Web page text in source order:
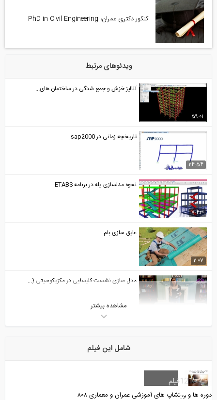
کنکور دکتری عمران، PhD in Civil Engineering
ویدئوهای مرتبط
59:01
آنالیز خزش و جمع شدگی در ساختمان های...
24:54
تاریخچه زمانی در sap2000
7:43
نحوه مدلسازی پله در برنامه ETABS
2:07
عایق سازی بام
مدل سازی نشست کلیسایی در مکزیکوسیتی (...
مشاهده بیشتر
شامل این فیلم
دوره ها و ورکشاپ های آموزشی عمران و معماری ۸۰۸
121فیلم